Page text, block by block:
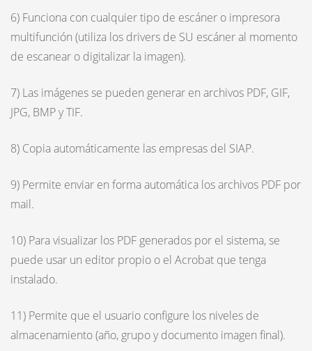
6) Funciona con cualquier tipo de escáner o impresora
multifunción (utiliza los drivers de SU escáner al momento
de escanear o digitalizar la imagen).
7) Las imágenes se pueden generar en archivos PDF, GIF,
JPG, BMP y TIF.
8) Copia automáticamente las empresas del SIAP.
9) Permite enviar en forma automática los archivos PDF por
mail.
10) Para visualizar los PDF generados por el sistema, se
puede usar un editor propio o el Acrobat que tenga
instalado.
11) Permite que el usuario configure los niveles de
almacenamiento (año, grupo y documento imagen final).